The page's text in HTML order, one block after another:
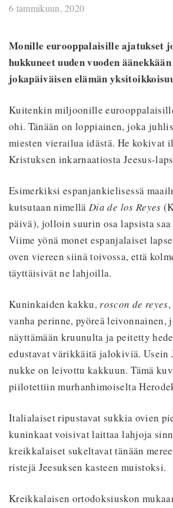
6 tammikuun, 2020
Monille eurooppalaisille ajatukset
hukkuneet uuden vuoden
jokapäiväisen elämän
Kuitenkin miljoonille
ohi. Tänään on loppiainen, joka
miesten vierailua idästä. He kokivat
Kristuksen inkarnaatiosta Jeesus-
Esimerkiksi espanjankielisessä
kutsutaan nimelläDia de los Reyes
päivä), jolloin suurin osa lapsista
Viime yönä monet espanjalaiset
oven viereen siinä toivossa, että
täyttäisivät ne lahjoilla.
Kuninkaiden kakku,roscon de reyes
vanha perinne, pyöreä leivonnainen,
näyttämään kruunulta ja peitetty
edustavat värikkäitä jalokiviä. Usein
nukke on leivottu kakkuun. Tämä
piilotettiin murhanhimoiselta
Italialaiset ripustavat sukkia ovien
kuninkaat voisivat laittaa lahjoja
kreikkalaiset sukeltavat tänään
ristejä Jeesuksen kasteen muistoksi.
Kreikkalaisen ortodoksiuskon